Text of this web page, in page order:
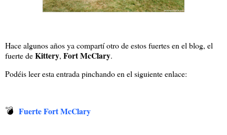
Hace algunos años ya compartí otro de estos fuertes en el blog, el
fuerte deKittery, Fort McClary.
Podéis leer esta entrada pinchando en el siguiente enlace:
💣 Fuerte Fort McClary